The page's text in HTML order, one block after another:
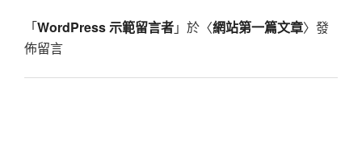
「WordPress 示範留言者」於〈網站第一篇文章〉發
佈留言